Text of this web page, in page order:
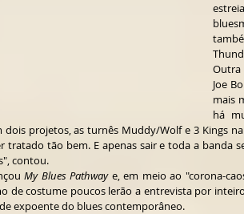
Joe
mais
há
dois projetos, as turnês Muddy/Wolf e 3 Kings
tratado tão bem. E apenas sair e toda a banda
contou.
My Blues Pathway e, em meio ao "corona-
de costume poucos lerão a entrevista por
expoente do blues contemporâneo.